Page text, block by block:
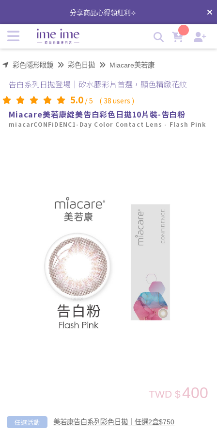
鏡 | imeime 隱形眼鏡美瞳店
分享商品心得領紅利⟢
彩色隱形眼鏡 彩色日拋 Miacare美若康
告白系列日拋登場｜矽水膠彩片首選，顯色精緻花紋
5.0/5 (38users )
Miacare美若康綻美告白彩色日拋10片裝-告白粉
miacarCONFiDENC1-Day Color Contact Lens - Flash Pink
400
TWD $
任選活動 美若康告白系列彩色日拋｜任選2盒$750